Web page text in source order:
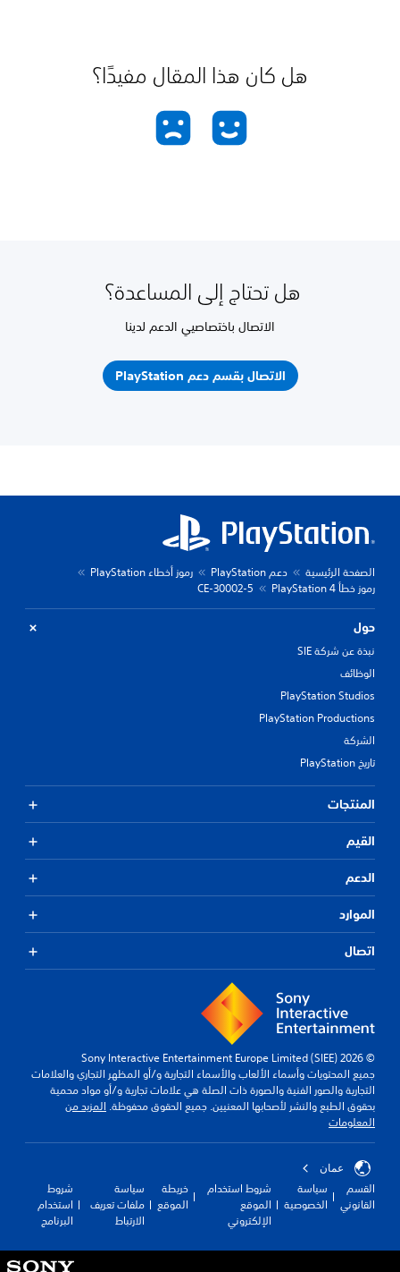
هل كان هذا المقال مفيدًا؟
هل تحتاج إلى المساعدة؟
الاتصال باختصاصيي الدعم لدينا
الاتصال بقسم دعم PlayStation
الصفحة الرئيسية دعم PlayStation
رموز أخطاء PlayStation
رموز خطأ PlayStation 4
CE-30002-5
حول
نبذة عن شركة SIE
الوظائف
PlayStation Studios
PlayStation Productions
الشركة
تاريخ PlayStation
المنتجات
القيم
الدعم
الموارد
اتصال
© 2026 Sony Interactive Entertainment Europe Limited (SIEE)
جميع المحتويات وأسماء الألعاب والأسماء التجارية و/أو المظهر التجاري والعلامات
التجارية والصور الفنية والصورة ذات الصلة هي علامات تجارية و/أو مواد محمية
بحقوق الطبع والنشر لأصحابها المعنيين. جميع الحقوق محفوظة. المزيد من
المعلومات
عمان
القسم
القانوني
سياسة
الخصوصية
شروط استخدام
الموقع
الإلكتروني
خريطة
الموقع
سياسة
ملفات تعريف
الارتباط
شروط
استخدام
البرنامج